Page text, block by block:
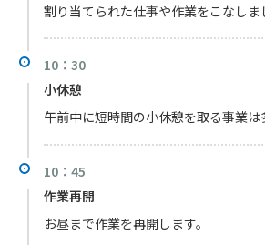
割り当てられた仕事や作業をこなしま
10：30
小休憩
午前中に短時間の小休憩を取る事業は
10：45
作業再開
お昼まで作業を再開します。